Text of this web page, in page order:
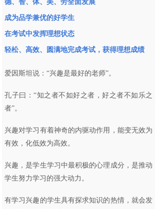
德、智、体、美、劳全面发展
成为品学兼优的好学生
在考试中发挥理想状态
轻松、高效、圆满地完成考试，获得理想成绩
爱因斯坦说：“兴趣是最好的老师”。
孔子曰：“知之者不如好之者，好之者不如乐之
者”。
兴趣对学习有着神奇的内驱动作用，能变无效为
有效，化低效为高效。
兴趣，是学生学习中最积极的心理成分，是推动
学生努力学习的强大动力。
有学习兴趣的学生具有探求知识的热情，就会发